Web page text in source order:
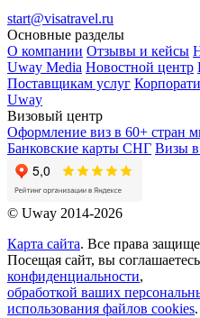
start@visatravel.ru
Основные разделы
О компании Отзывы и кейсы
Uway Media Новостной центр
Поставщикам услуг
Uway
Визовый центр
Оформление виз в 60+ стран
Банковские карты СНГ Визы
© Uway 2014-2026
Карта сайта. Все права
Посещая сайт, вы
конфиденциальности,
обработкой ваших
использования файлов cookies.